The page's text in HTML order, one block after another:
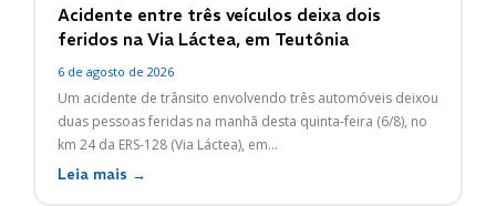
Acidente entre três veículos deixa dois
feridos na Via Láctea, em Teutônia
6 de agosto de 2026
Um acidente de trânsito envolvendo três automóveis deixou
duas pessoas feridas na manhã desta quinta-feira (6/8), no
km 24 da ERS-128 (Via Láctea), em...
Leia mais →